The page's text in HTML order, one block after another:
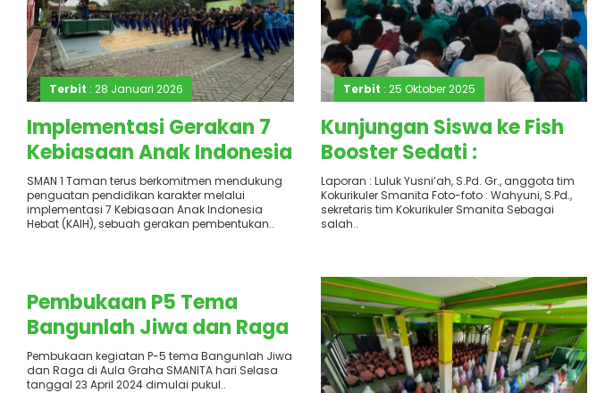
Terbit : 28 Januari 2026
Implementasi Gerakan 7
Kebiasaan Anak Indonesia
Hebat di Smanita
SMAN 1 Taman terus berkomitmen mendukung
penguatan pendidikan karakter melalui
implementasi 7 Kebiasaan Anak Indonesia
Hebat (KAIH), sebuah gerakan pembentukan..
Terbit : 25 Oktober 2025
Kunjungan Siswa ke Fish
Booster Sedati :
Menumbuhkan Jiwa
Entrepreneur Melalui
Pembelajaran Budidaya
Laporan : Luluk Yusni’ah, S.Pd. Gr., anggota tim
Kokurikuler Smanita Foto-foto : Wahyuni, S.Pd.,
sekretaris tim Kokurikuler Smanita Sebagai
salah..
Pembukaan P5 Tema
Bangunlah Jiwa dan Raga
Pembukaan kegiatan P-5 tema Bangunlah Jiwa
dan Raga di Aula Graha SMANITA hari Selasa
tanggal 23 April 2024 dimulai pukul..